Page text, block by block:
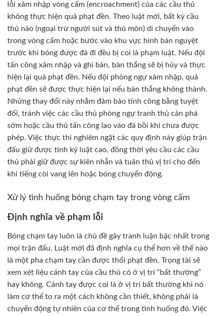
lỗi xâm nhập vòng cấm (encroachment) của các cầu thủ
không thực hiện quả phạt đền. Theo luật mới, bất kỳ cầu
thủ nào (ngoại trừ người sút và thủ môn) di chuyển vào
trong vòng cấm hoặc bước vào khu vực hình bán nguyệt
trước khi bóng được đá đi đều bị coi là phạm luật. Nếu đội
tấn công xâm nhập và ghi bàn, bàn thắng sẽ bị hủy và thực
hiện lại quả phạt đền. Nếu đội phòng ngự xâm nhập, quả
phạt đền sẽ được thực hiện lại nếu bàn thắng không thành.
Những thay đổi này nhằm đảm bảo tính công bằng tuyệt
đối, tránh việc các cầu thủ phòng ngự tranh thủ cản phá
sớm hoặc cầu thủ tấn công lao vào đá bồi khi chưa được
phép. Việc thực thi nghiêm ngặt các quy định này giúp trận
đấu giữ được tính kỷ luật cao, đồng thời yêu cầu các cầu
thủ phải giữ được sự kiên nhẫn và tuân thủ vị trí cho đến
khi tiếng còi vang lên hoặc bóng chuyển động.
Xử lý tình huống bóng chạm tay trong vòng cấm
Định nghĩa về phạm lỗi
Bóng chạm tay luôn là chủ đề gây tranh luận bậc nhất trong
mọi trận đấu. Luật mới đã định nghĩa cụ thể hơn về thế nào
là một pha chạm tay cần được thổi phạt đền. Trọng tài sẽ
xem xét liệu cánh tay của cầu thủ có ở vị trí “bất thường”
hay không. Cánh tay được coi là ở vị trí bất thường khi nó
làm cơ thể to ra một cách không cần thiết, không phải là
chuyển động tự nhiên của cơ thể trong tình huống đó. Việc